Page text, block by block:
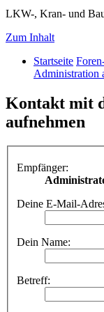
LKW-, Kran- und
Zum Inhalt
Startseite
Administration
Kontakt mit
aufnehmen
Empfänger:
Deine E-Mail-
Dein Name:
Betreff: